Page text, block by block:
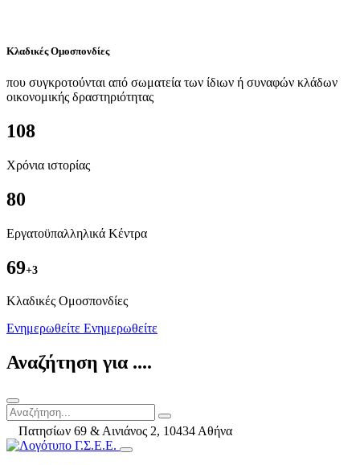
Κλαδικές Ομοσπονδίες
που συγκροτούνται από σωματεία των ίδιων ή συναφών κλάδων
οικονομικής δραστηριότητας
108
Χρόνια ιστορίας
80
Εργατοϋπαλληλικά Κέντρα
69+3
Kλαδικές Ομοσπονδίες
Ενημερωθείτε Ενημερωθείτε
Αναζήτηση για ....
Πατησίων 69 & Αινιάνος 2, 10434 Αθήνα